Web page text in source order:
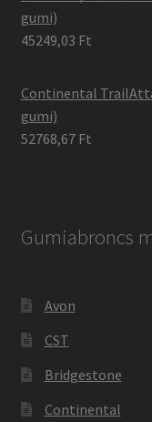
gumi)
45249,03 Ft
Continental
gumi)
52768,67 Ft
Gumiabroncs
Avon
CST
Bridgestone
Continental